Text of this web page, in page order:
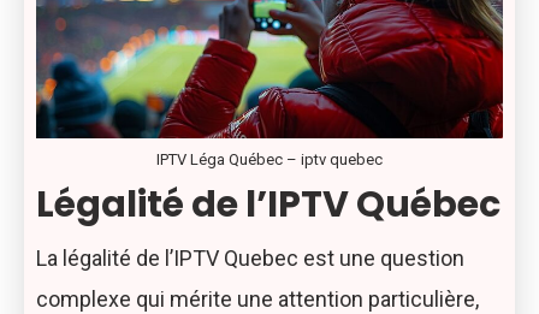
IPTV Léga Québec – iptv quebec
Légalité de l’IPTV Québec
La légalité de l’IPTV Quebec est une question
complexe qui mérite une attention particulière,